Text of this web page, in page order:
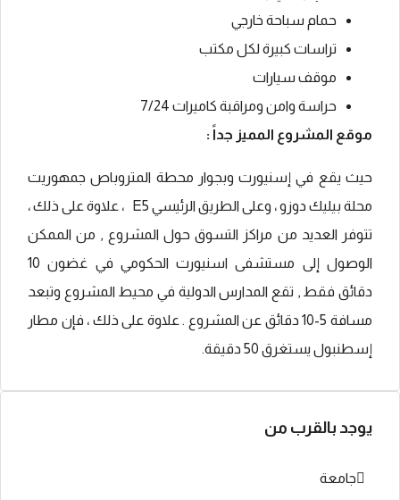
حمام سباحة خارجي
تراسات كبيرة لكل مكتب
موقف سيارات
حراسة وامن ومراقبة كاميرات 7/24
موقع المشروع المميز جداً :
حيث يقع في إسنيورت وبجوار محطة المتروباص جمهوريت
محلة بيليك دوزو ، وعلى الطريق الرئيسي E5 ، علاوة على ذلك ،
تتوفر العديد من مراكز التسوق حول المشروع , من الممكن
الوصول إلى مستشفى اسنيورت الحكومي في غضون 10
دقائق فقط , تقع المدارس الدولية في محيط المشروع وتبعد
مسافة 5-10 دقائق عن المشروع . علاوة على ذلك ، فإن مطار
إسطنبول يستغرق 50 دقيقة.
يوجد بالقرب من
جامعة